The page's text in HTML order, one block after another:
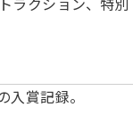
賞記録。